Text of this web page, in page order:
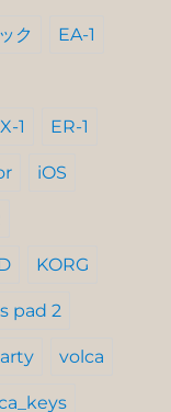
ク EA-1
1 ER-1
iOS
KORG
pad 2
volca